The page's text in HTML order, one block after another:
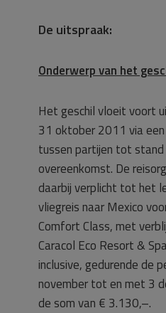
De uitspraak:
Onderwerp van het
Het geschil vloeit voort
31 oktober 2011 via
tussen partijen tot stand
overeenkomst. De
daarbij verplicht tot het
vliegreis naar Mexico
Comfort Class, met
Caracol Eco Resort &
inclusive, gedurende de
november tot en met 3
de som van € 3.130,–.